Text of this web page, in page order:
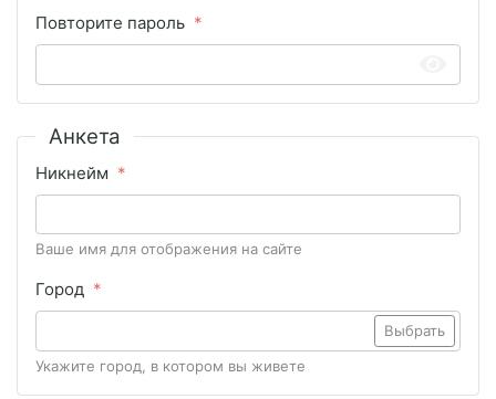
Повторите пароль
Анкета
Никнейм
Ваше имя для отображения на сайте
Город
Выбрать
Укажите город, в котором вы живете